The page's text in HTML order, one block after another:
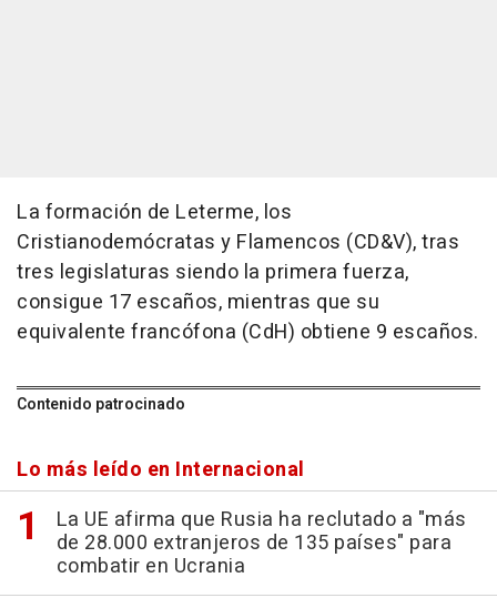
La formación de Leterme, los
Cristianodemócratas y Flamencos (CD&V), tras
tres legislaturas siendo la primera fuerza,
consigue 17 escaños, mientras que su
equivalente francófona (CdH) obtiene 9 escaños.
Contenido patrocinado
Lo más leído en Internacional
La UE afirma que Rusia ha reclutado a "más
de 28.000 extranjeros de 135 países" para
combatir en Ucrania